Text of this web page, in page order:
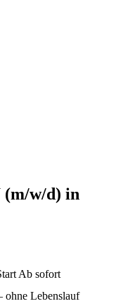
w/d) in
Ab sofort
Lebenslauf